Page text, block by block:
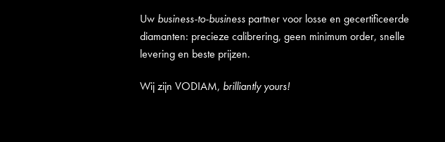
Uw business-to-businesspartner voor losse en gecertificeerde
diamanten: precieze calibrering, geen minimum order, snelle
levering en beste prijzen.
Wij zijn VODIAM, brilliantly yours!